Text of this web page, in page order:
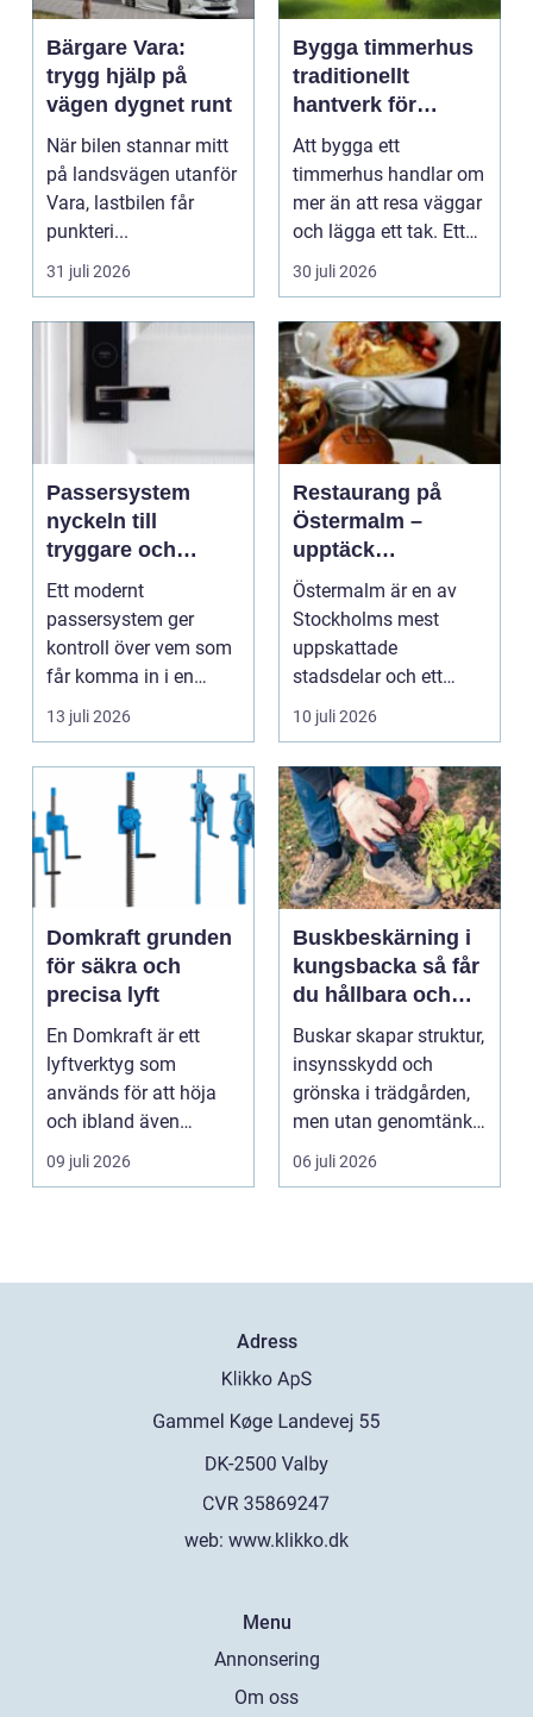
Bärgare Vara:
trygg hjälp på
vägen dygnet runt
När bilen stannar mitt
på landsvägen utanför
Vara, lastbilen får
punkteri...
31 juli 2026
Bygga timmerhus
traditionellt
hantverk för
moderna behov
Att bygga ett
timmerhus handlar om
mer än att resa väggar
och lägga ett tak. Ett
timmerhus är ett lå...
30 juli 2026
Passersystem
nyckeln till
tryggare och
smidigare tillträde
Ett modernt
passersystem ger
kontroll över vem som
får komma in i en
byggnad, när de får
komma in oc...
13 juli 2026
Restaurang på
Östermalm –
upptäck
matupplevelser i
en av Stockholms
mest attraktiva
stadsdelar
Östermalm är en av
Stockholms mest
uppskattade
stadsdelar och ett
självklart val f&ou...
10 juli 2026
Domkraft grunden
för säkra och
precisa lyft
En Domkraft är ett
lyftverktyg som
används för att höja
och ibland även
positionera tunga
objekt, so...
09 juli 2026
Buskbeskärning i
kungsbacka så får
du hållbara och
vackra buskar året
runt
Buskar skapar struktur,
insynsskydd och
grönska i trädgården,
men utan genomtänkt
beskärning blir de...
06 juli 2026
Adress
web: www.klikko.dk
Menu
Annonsering
Om oss